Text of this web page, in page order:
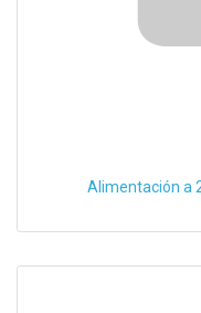
Alimentación a